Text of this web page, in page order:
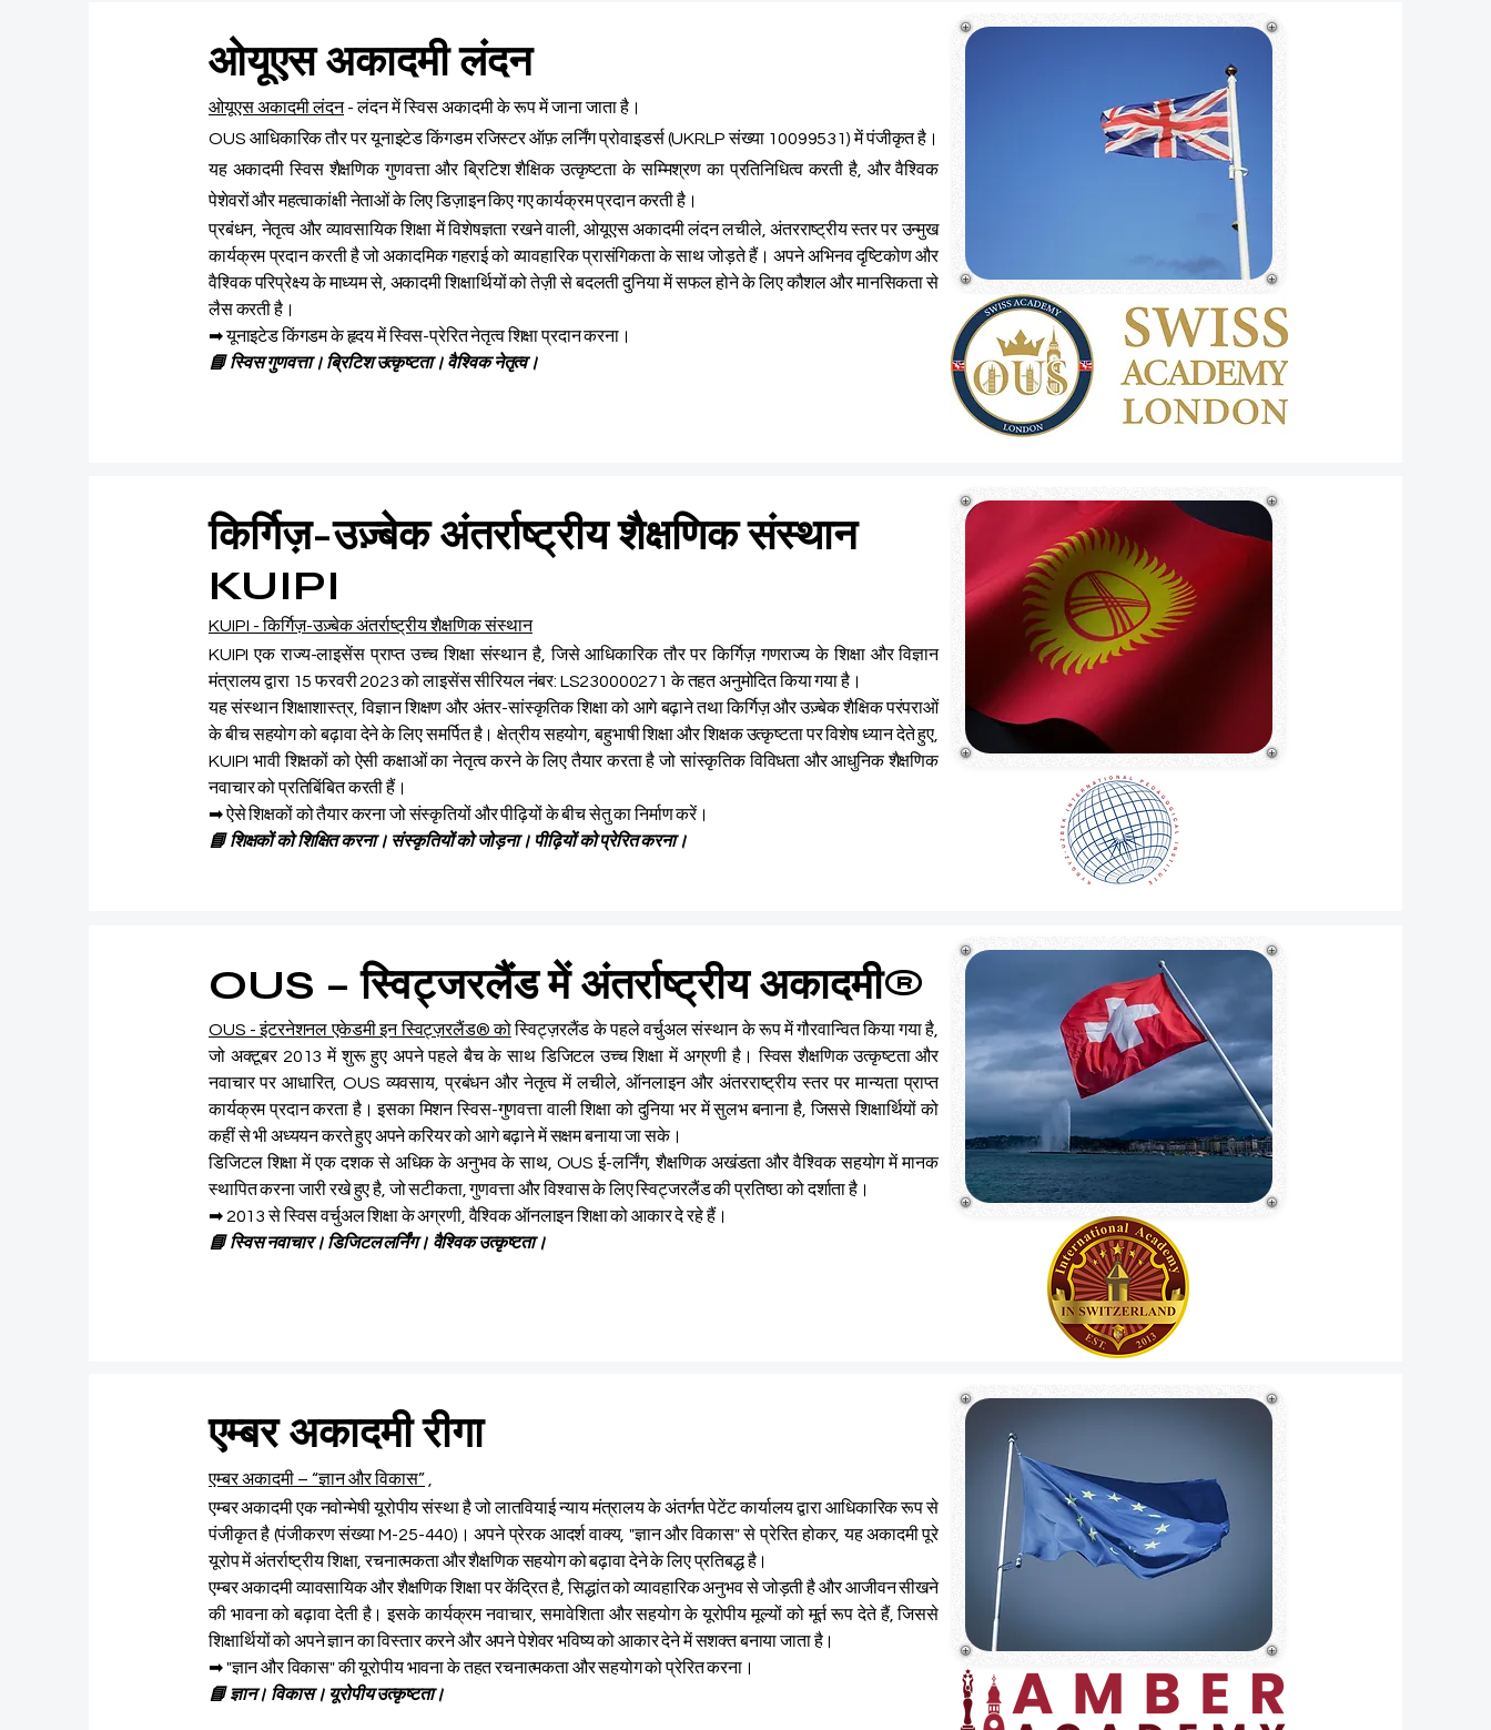
ओयूएस अकादमी लंदन
ओयूएस अकादमी लंदन- लंदन में स्विस अकादमी के रूप में जाना जाता है।
OUS आधिकारिक तौर पर यूनाइटेड किंगडम रजिस्टर ऑफ़ लर्निंग प्रोवाइडर्स (UKRLP संख्या 10099531) में पंजीकृत है।
यह अकादमी स्विस शैक्षणिक गुणवत्ता और ब्रिटिश शैक्षिक उत्कृष्टता के सम्मिश्रण का प्रतिनिधित्व करती है, और वैश्विक
पेशेवरों और महत्वाकांक्षी नेताओं के लिए डिज़ाइन किए गए कार्यक्रम प्रदान करती है।
प्रबंधन, नेतृत्व और व्यावसायिक शिक्षा में विशेषज्ञता रखने वाली, ओयूएस अकादमी लंदन लचीले, अंतरराष्ट्रीय स्तर पर उन्मुख
कार्यक्रम प्रदान करती है जो अकादमिक गहराई को व्यावहारिक प्रासंगिकता के साथ जोड़ते हैं। अपने अभिनव दृष्टिकोण और
वैश्विक परिप्रेक्ष्य के माध्यम से, अकादमी शिक्षार्थियों को तेज़ी से बदलती दुनिया में सफल होने के लिए कौशल और मानसिकता से
लैस करती है।
➡ यूनाइटेड किंगडम के हृदय में स्विस-प्रेरित नेतृत्व शिक्षा प्रदान करना।
📘 स्विस गुणवत्ता। ब्रिटिश उत्कृष्टता। वैश्विक नेतृत्व।
किर्गिज़-उज़्बेक अंतर्राष्ट्रीय शैक्षणिक संस्थान
KUIPI
KUIPI - किर्गिज़-उज़्बेक अंतर्राष्ट्रीय शैक्षणिक संस्थान
KUIPI एक राज्य-लाइसेंस प्राप्त उच्च शिक्षा संस्थान है, जिसे आधिकारिक तौर पर किर्गिज़ गणराज्य के शिक्षा और विज्ञान
मंत्रालय द्वारा 15 फरवरी 2023 को लाइसेंस सीरियल नंबर: LS230000271 के तहत अनुमोदित किया गया है।
यह संस्थान शिक्षाशास्त्र, विज्ञान शिक्षण और अंतर-सांस्कृतिक शिक्षा को आगे बढ़ाने तथा किर्गिज़ और उज़्बेक शैक्षिक परंपराओं
के बीच सहयोग को बढ़ावा देने के लिए समर्पित है। क्षेत्रीय सहयोग, बहुभाषी शिक्षा और शिक्षक उत्कृष्टता पर विशेष ध्यान देते हुए,
KUIPI भावी शिक्षकों को ऐसी कक्षाओं का नेतृत्व करने के लिए तैयार करता है जो सांस्कृतिक विविधता और आधुनिक शैक्षणिक
नवाचार को प्रतिबिंबित करती हैं।
➡ ऐसे शिक्षकों को तैयार करना जो संस्कृतियों और पीढ़ियों के बीच सेतु का निर्माण करें।
📘 शिक्षकों को शिक्षित करना। संस्कृतियों को जोड़ना। पीढ़ियों को प्रेरित करना।
OUS – स्विट्जरलैंड में अंतर्राष्ट्रीय अकादमी®
OUS - इंटरनेशनल एकेडमी इन स्विट्ज़रलैंड® कोस्विट्ज़रलैंड के पहले वर्चुअल संस्थान के रूप में गौरवान्वित किया गया है,
जो अक्टूबर 2013 में शुरू हुए अपने पहले बैच के साथ डिजिटल उच्च शिक्षा में अग्रणी है। स्विस शैक्षणिक उत्कृष्टता और
नवाचार पर आधारित, OUS व्यवसाय, प्रबंधन और नेतृत्व में लचीले, ऑनलाइन और अंतरराष्ट्रीय स्तर पर मान्यता प्राप्त
कार्यक्रम प्रदान करता है। इसका मिशन स्विस-गुणवत्ता वाली शिक्षा को दुनिया भर में सुलभ बनाना है, जिससे शिक्षार्थियों को
कहीं से भी अध्ययन करते हुए अपने करियर को आगे बढ़ाने में सक्षम बनाया जा सके।
डिजिटल शिक्षा में एक दशक से अधिक के अनुभव के साथ, OUS ई-लर्निंग, शैक्षणिक अखंडता और वैश्विक सहयोग में मानक
स्थापित करना जारी रखे हुए है, जो सटीकता, गुणवत्ता और विश्वास के लिए स्विट्जरलैंड की प्रतिष्ठा को दर्शाता है।
➡ 2013 से स्विस वर्चुअल शिक्षा के अग्रणी, वैश्विक ऑनलाइन शिक्षा को आकार दे रहे हैं।
📘 स्विस नवाचार। डिजिटल लर्निंग। वैश्विक उत्कृष्टता।
एम्बर अकादमी रीगा
एम्बर अकादमी – “ज्ञान और विकास”
एम्बर अकादमी एक नवोन्मेषी यूरोपीय संस्था है जो लातवियाई न्याय मंत्रालय के अंतर्गत पेटेंट कार्यालय द्वारा आधिकारिक रूप से
पंजीकृत है (पंजीकरण संख्या M-25-440)। अपने प्रेरक आदर्श वाक्य, "ज्ञान और विकास" से प्रेरित होकर, यह अकादमी पूरे
यूरोप में अंतर्राष्ट्रीय शिक्षा, रचनात्मकता और शैक्षणिक सहयोग को बढ़ावा देने के लिए प्रतिबद्ध है।
एम्बर अकादमी व्यावसायिक और शैक्षणिक शिक्षा पर केंद्रित है, सिद्धांत को व्यावहारिक अनुभव से जोड़ती है और आजीवन सीखने
की भावना को बढ़ावा देती है। इसके कार्यक्रम नवाचार, समावेशिता और सहयोग के यूरोपीय मूल्यों को मूर्त रूप देते हैं, जिससे
शिक्षार्थियों को अपने ज्ञान का विस्तार करने और अपने पेशेवर भविष्य को आकार देने में सशक्त बनाया जाता है।
➡ "ज्ञान और विकास" की यूरोपीय भावना के तहत रचनात्मकता और सहयोग को प्रेरित करना।
📘 ज्ञान। विकास। यूरोपीय उत्कृष्टता।